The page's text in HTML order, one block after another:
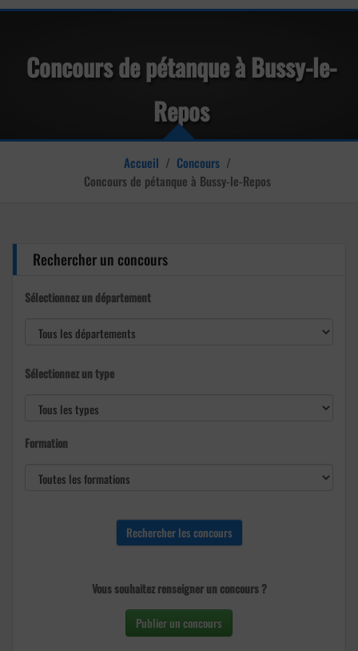
Concours de pétanque à Bussy-le-
Repos
Accueil / Concours /
Concours de pétanque à Bussy-le-Repos
Rechercher un concours
Sélectionnez un département
Sélectionnez un type
Formation
Vous souhaitez renseigner un concours ?
Publier un concours